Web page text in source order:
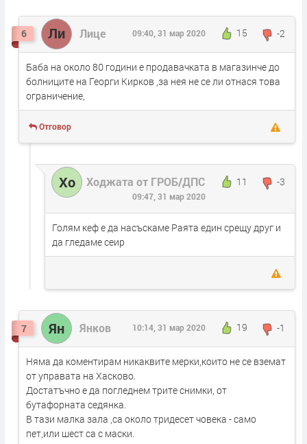
6 Ли Лице 15 -2
09:40, 31 мар 2020
Баба на около 80 години е продавачката в магазинче до
болниците на Георги Кирков ,за нея не се ли отнася това
ограничение,
Отговор
Хо Ходжата от ГРОБ/ДПС 11 -3
09:47, 31 мар 2020
Голям кеф е да насъскаме Раята един срещу друг и
да гледаме сеир
7 Ян Янков 19 -1
10:14, 31 мар 2020
Няма да коментирам никаквите мерки,които не се вземат
от управата на Хасково.
Достатъчно е да погледнем трите снимки, от
бутафорната седянка.
В тази малка зала ,са около тридесет човека - само
пет,или шест са с маски.